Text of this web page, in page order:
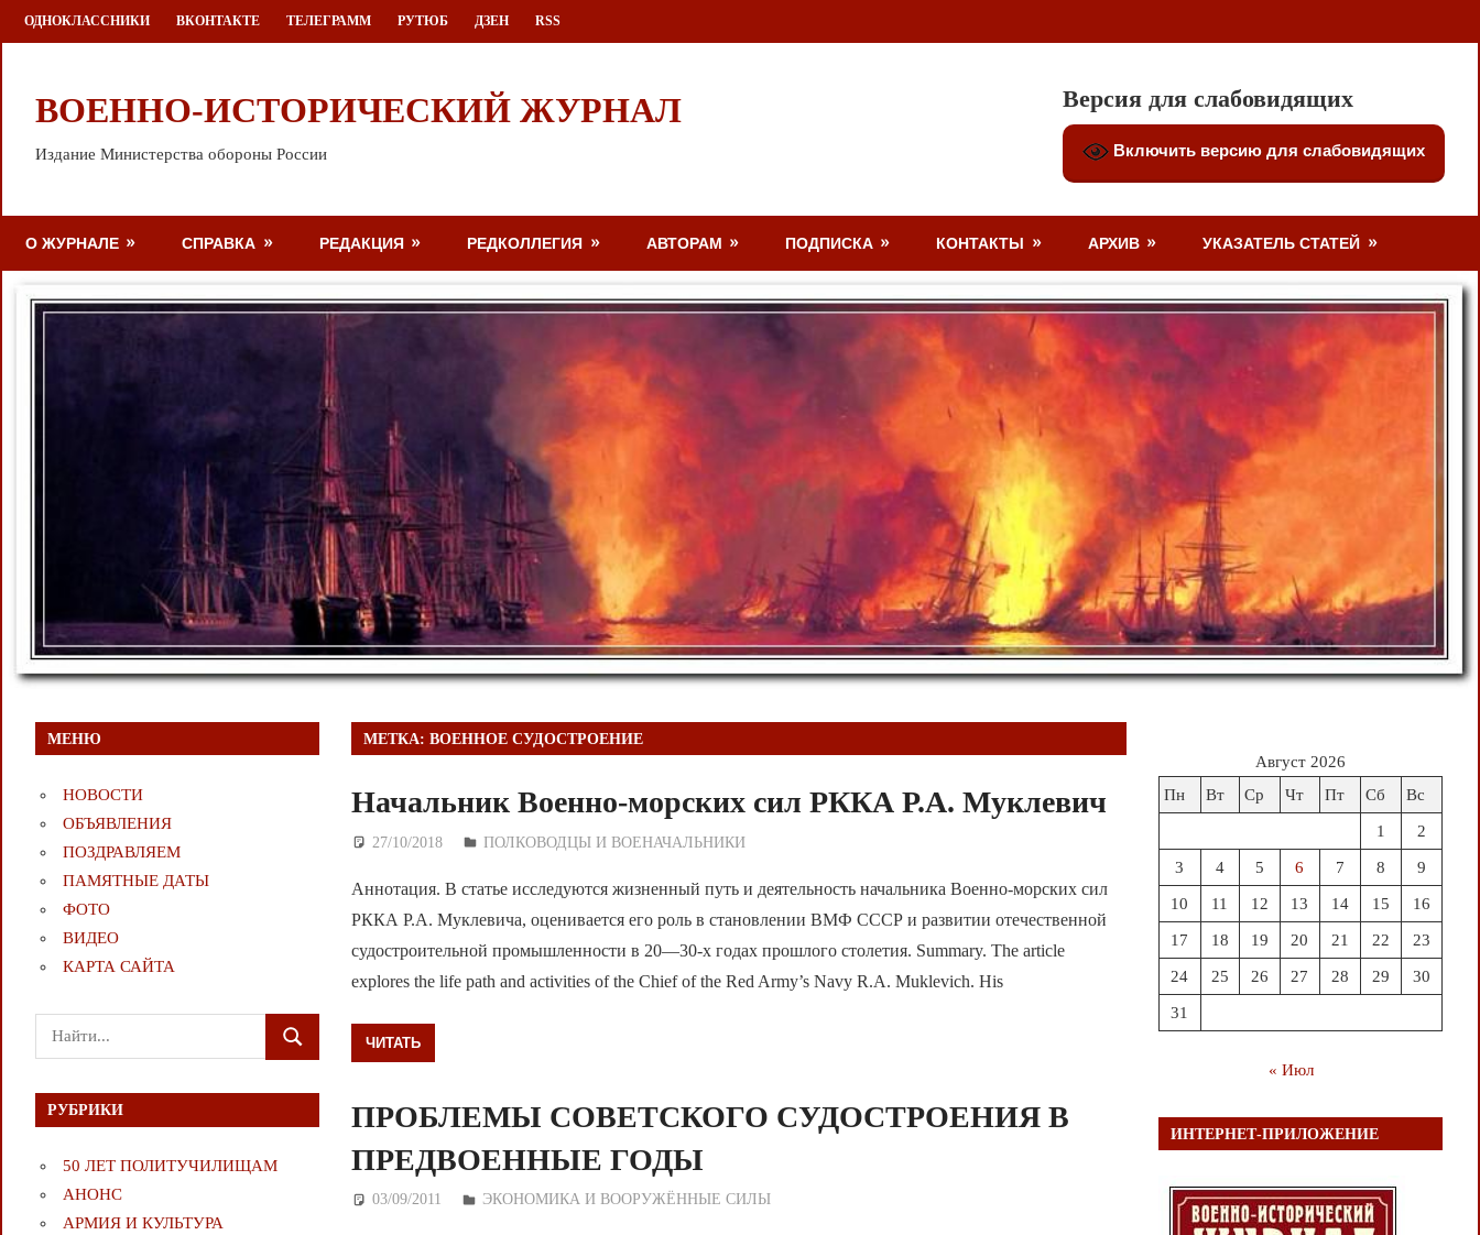
Перейти
к
ОДНОКЛАССНИКИ ВКОНТАКТЕ ТЕЛЕГРАММ РУТЮБ ДЗЕН RSS
ВОЕННО-ИСТОРИЧЕСКИЙ ЖУРНАЛ
Издание Министерства обороны России
Версия для слабовидящих
Включить версию для слабовидящих
О ЖУРНАЛЕ СПРАВКА РЕДАКЦИЯ РЕДКОЛЛЕГИЯ АВТОРАМ ПОДПИСКА КОНТАКТЫ АРХИВ УКАЗАТЕЛЬ СТАТЕЙ
МЕТКА:ВОЕННОЕ СУДОСТРОЕНИЕ
Начальник Военно-морских сил РККА Р.А. Муклевич
27/10/2018 Дежурный по Редакции
ПОЛКОВОДЦЫ И ВОЕНАЧАЛЬНИКИ
Аннотация. В статье исследуются жизненный путь и деятельность начальника Военно-морских сил
РККА Р.А. Муклевича, оценивается его роль в становлении ВМФ СССР и развитии отечественной
судостроительной промышленности в 20—30-х годах прошлого столетия. Summary. The article
explores the life path and activities of the Chief of the Red Army’s Navy R.A. Muklevich. His
ЧИТАТЬ
ПРОБЛЕМЫ СОВЕТСКОГО СУДОСТРОЕНИЯ В
ПРЕДВОЕННЫЕ ГОДЫ
03/09/2011 Дежурный по Редакции
ЭКОНОМИКА И ВООРУЖЁННЫЕ СИЛЫ
МЕНЮ
НОВОСТИ
ОБЪЯВЛЕНИЯ
ПОЗДРАВЛЯЕМ
ПАМЯТНЫЕ ДАТЫ
ФОТО
ВИДЕО
КАРТА САЙТА
Поиск
для:
ПОИСК
РУБРИКИ
50 ЛЕТ ПОЛИТУЧИЛИЩАМ
АНОНС
АРМИЯ И КУЛЬТУРА
Август 2026
Пн
Вт Ср Чт Пт Сб Вс
1 2
3 4 5 6 7 8 9
10 11 12 13 14 15 16
17 18 19 20 21 22 23
24 25 26 27 28 29 30
31
« Июл
ИНТЕРНЕТ-ПРИЛОЖЕНИЕ